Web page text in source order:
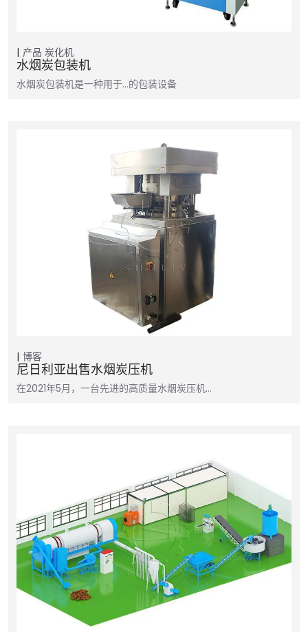
产品 炭化机
水烟炭包装机
水烟炭包装机是一种用于…的包装设备
博客
尼日利亚出售水烟炭压机
在2021年5月，一台先进的高质量水烟炭压机…